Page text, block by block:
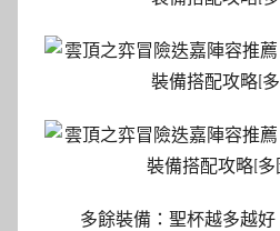
多餘裝備：聖杯越多越